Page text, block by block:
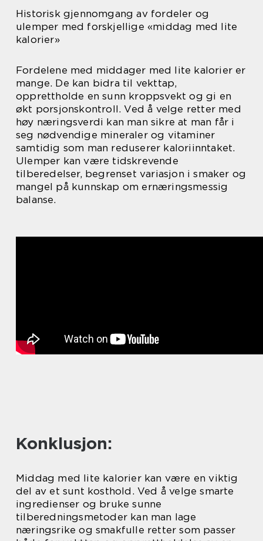
Historisk gjennomgang av fordeler og
ulemper med forskjellige «middag med lite
kalorier»
Fordelene med middager med lite kalorier er
mange. De kan bidra til vekttap,
opprettholde en sunn kroppsvekt og gi en
økt porsjonskontroll. Ved å velge retter med
høy næringsverdi kan man sikre at man får i
seg nødvendige mineraler og vitaminer
samtidig som man reduserer kaloriinntaket.
Ulemper kan være tidskrevende
tilberedelser, begrenset variasjon i smaker og
mangel på kunnskap om ernæringsmessig
balanse.
Konklusjon:
Middag med lite kalorier kan være en viktig
del av et sunt kosthold. Ved å velge smarte
ingredienser og bruke sunne
tilberedningsmetoder kan man lage
næringsrike og smakfulle retter som passer